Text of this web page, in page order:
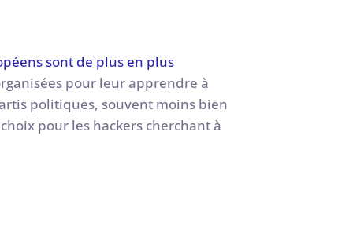
sont de plus en plus
pour leur apprendre à
politiques, souvent moins bien
pour les hackers cherchant à